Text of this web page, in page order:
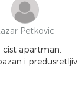
Petkovic
apartman.
i predusretljiv.